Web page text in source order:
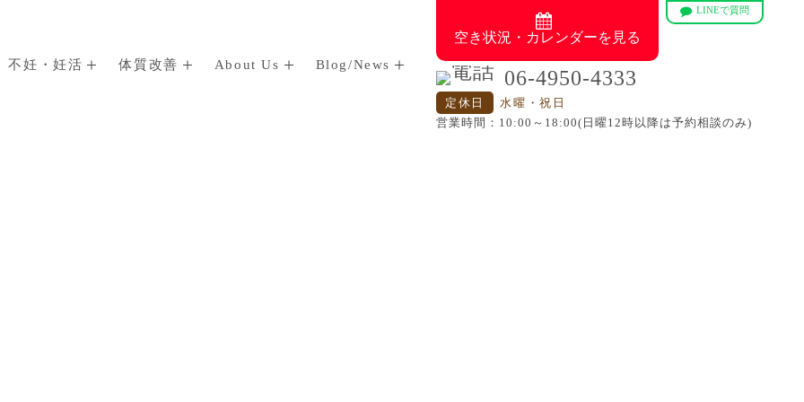
不妊・妊活 体質改善 About Us Blog/News
空き状況・カレンダーを見る
LINEで質問
06-4950-4333
定休日
水曜・祝日
営業時間：10:00～18:00(日曜12時以降は予約相談のみ)